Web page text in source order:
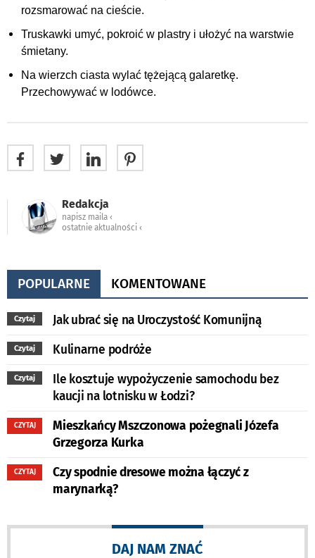
rozsmarować na cieście.
Truskawki umyć, pokroić w plastry i ułożyć na warstwie
śmietany.
Na wierzch ciasta wylać tężejącą galaretkę.
Przechowywać w lodówce.
Redakcja
napisz maila ‹
ostatnie aktualności ‹
POPULARNE KOMENTOWANE
Czytaj Jak ubrać się na Uroczystość Komunijną
Czytaj Kulinarne podróże
Czytaj
Ile kosztuje wypożyczenie samochodu bez
kaucji na lotnisku w Łodzi?
CZYTAJ
Mieszkańcy Mszczonowa pożegnali Józefa
Grzegorza Kurka
CZYTAJ
Czy spodnie dresowe można łączyć z
marynarką?
DAJ NAM ZNAĆ